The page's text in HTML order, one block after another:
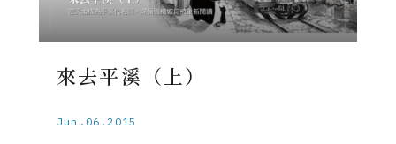
來去平溪（上）
Jun.06.2015